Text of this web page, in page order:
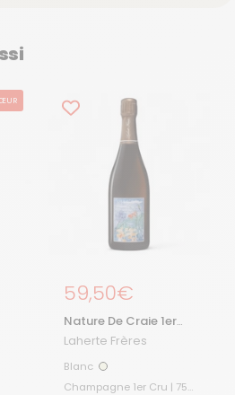
Prix régulier
59,50€
Nature De Craie 1er
Cru Blanc De Blancs
Laherte Frères
Blanc Blanc
Champagne 1er Cru | 75